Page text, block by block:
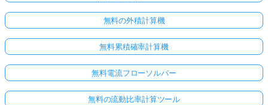
無料の外積計算機
無料累積確率計算機
無料電流フローソルバー
無料の流動比率計算ツール